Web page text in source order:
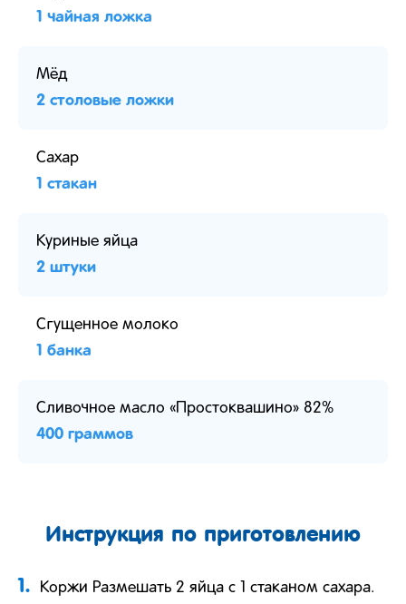
1 чайная ложка
Мёд
2 столовые ложки
Сахар
1 стакан
Куриные яйца
2 штуки
Сгущенное молоко
1 банка
Сливочное масло «Простоквашино» 82%
400 граммов
Инструкция по приготовлению
1. Коржи Размешать 2 яйца с 1 стаканом сахара.